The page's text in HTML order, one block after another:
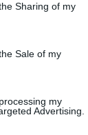
Sharing of my
Sale of my
my
Advertising.